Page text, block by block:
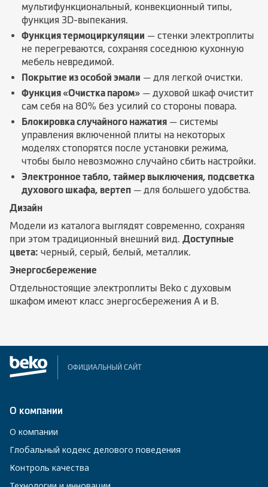
мультифункциональный, конвекционный типы,
функция 3D-выпекания.
Функция термоциркуляции — стенки электроплиты
не перегреваются, сохраняя соседнюю кухонную
мебель невредимой.
Покрытие из особой эмали — для легкой очистки.
Функция «Очистка паром» — духовой шкаф очистит
сам себя на 80% без усилий со стороны повара.
Блокировка случайного нажатия — системы
управления включенной плиты на некоторых
моделях стопорятся после установки режима,
чтобы было невозможно случайно сбить настройки.
Электронное табло, таймер выключения, подсветка
духового шкафа, вертеп — для большего удобства.
Дизайн
Модели из каталога выглядят современно, сохраняя
при этом традиционный внешний вид. Доступные
цвета: черный, серый, белый, металлик.
Энергосбережение
Отдельностоящие электроплиты Вeko с духовым
шкафом имеют класс энергосбережения А и В.
ОФИЦИАЛЬНЫЙ САЙТ
О компании
О компании
Глобальный кодекс делового поведения
Контроль качества